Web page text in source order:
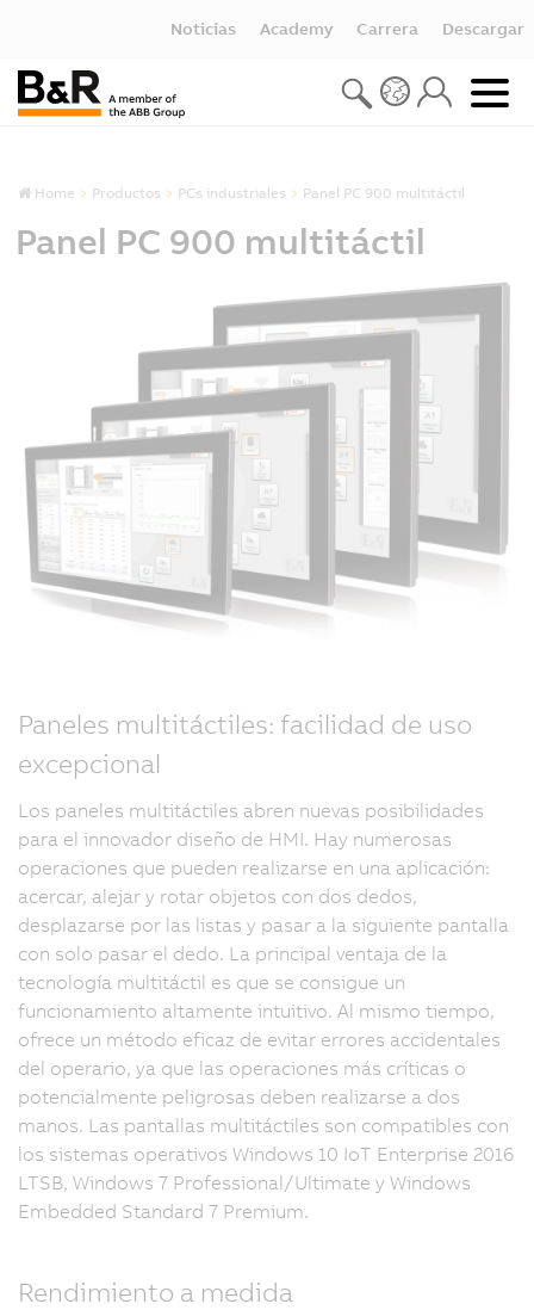
Noticias Academy Carrera Descargar
Home Productos PCs industriales Panel PC 900 multitáctil
Panel PC 900 multitáctil
Paneles multitáctiles: facilidad de uso
excepcional
Los paneles multitáctiles abren nuevas posibilidades
para el innovador diseño de HMI. Hay numerosas
operaciones que pueden realizarse en una aplicación:
acercar, alejar y rotar objetos con dos dedos,
desplazarse por las listas y pasar a la siguiente pantalla
con solo pasar el dedo. La principal ventaja de la
tecnología multitáctil es que se consigue un
funcionamiento altamente intuitivo. Al mismo tiempo,
ofrece un método eficaz de evitar errores accidentales
del operario, ya que las operaciones más críticas o
potencialmente peligrosas deben realizarse a dos
manos. Las pantallas multitáctiles son compatibles con
los sistemas operativos Windows 10 IoT Enterprise 2016
LTSB, Windows 7 Professional/Ultimate y Windows
Embedded Standard 7 Premium.
Rendimiento a medida